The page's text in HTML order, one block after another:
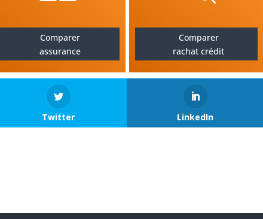
Comparer
assurance
Comparer
rachat crédit
Twitter LinkedIn